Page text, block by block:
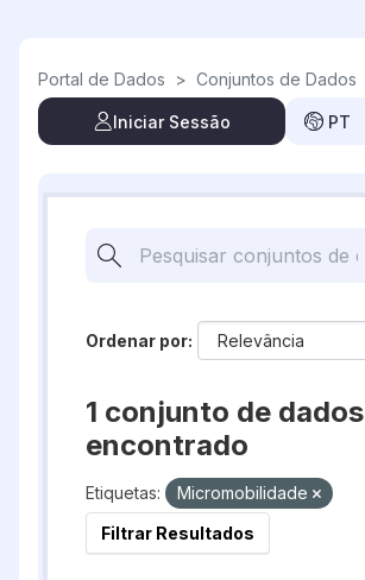
Portal de Dados > Conjuntos de Dados
Iniciar Sessão PT
Ordenar por
1 conjunto de dados
encontrado
Etiquetas:
Micromobilidade
Filtrar Resultados